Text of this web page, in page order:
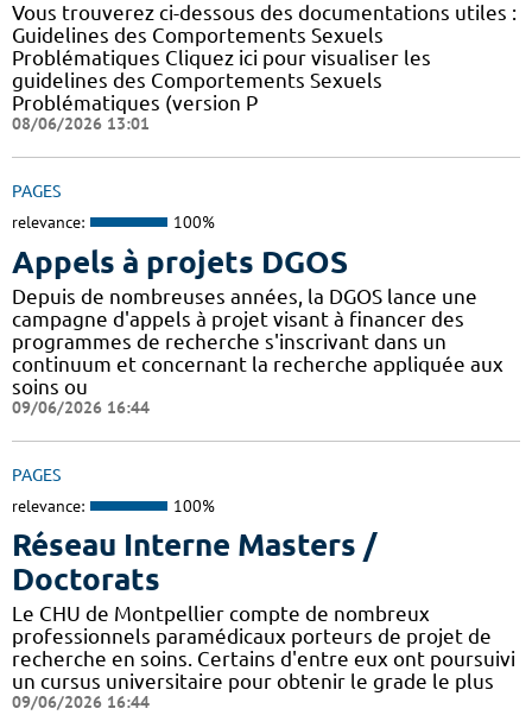
Vous trouverez ci-dessous des documentations utiles :
Guidelines des Comportements Sexuels
Problématiques Cliquez ici pour visualiser les
guidelines des Comportements Sexuels
Problématiques (version P
08/06/2026 13:01
PAGES
relevance: 100%
Appels à projets DGOS
Depuis de nombreuses années, la DGOS lance une
campagne d'appels à projet visant à financer des
programmes de recherche s'inscrivant dans un
continuum et concernant la recherche appliquée aux
soins ou
09/06/2026 16:44
PAGES
relevance: 100%
Réseau Interne Masters /
Doctorats
Le CHU de Montpellier compte de nombreux
professionnels paramédicaux porteurs de projet de
recherche en soins. Certains d'entre eux ont poursuivi
un cursus universitaire pour obtenir le grade le plus
09/06/2026 16:44